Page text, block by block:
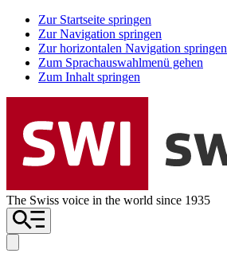
Zur Startseite springen
Zur Navigation springen
Zur horizontalen Navigation springen
Zum Sprachauswahlmenü gehen
Zum Inhalt springen
The Swiss voice in the world since 1935